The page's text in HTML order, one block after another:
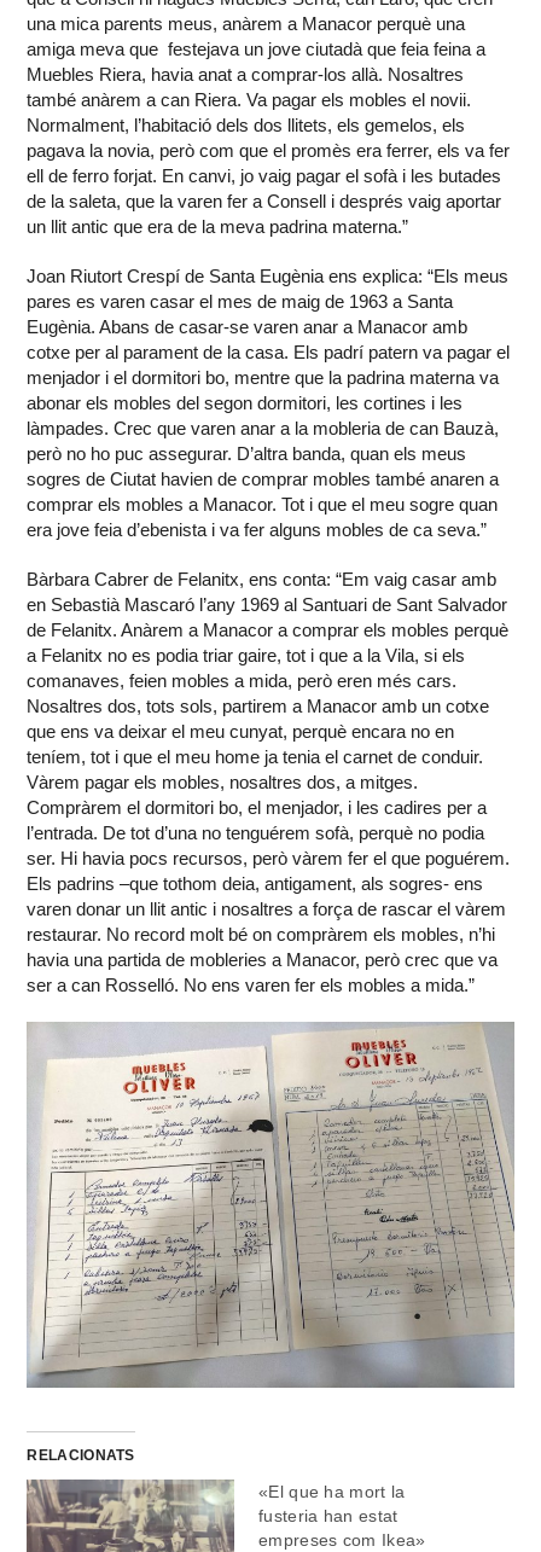
una mica parents meus, anàrem a Manacor perquè una
amiga meva que festejava un jove ciutadà que feia feina a
Muebles Riera, havia anat a comprar-los allà. Nosaltres
també anàrem a can Riera. Va pagar els mobles el novii.
Normalment, l’habitació dels dos llitets, els gemelos, els
pagava la novia, però com que el promès era ferrer, els va fer
ell de ferro forjat. En canvi, jo vaig pagar el sofà i les butades
de la saleta, que la varen fer a Consell i després vaig aportar
un llit antic que era de la meva padrina materna.”
Joan Riutort Crespí de Santa Eugènia ens explica: “Els meus
pares es varen casar el mes de maig de 1963 a Santa
Eugènia. Abans de casar-se varen anar a Manacor amb
cotxe per al parament de la casa. Els padrí patern va pagar el
menjador i el dormitori bo, mentre que la padrina materna va
abonar els mobles del segon dormitori, les cortines i les
làmpades. Crec que varen anar a la mobleria de can Bauzà,
però no ho puc assegurar. D’altra banda, quan els meus
sogres de Ciutat havien de comprar mobles també anaren a
comprar els mobles a Manacor. Tot i que el meu sogre quan
era jove feia d’ebenista i va fer alguns mobles de ca seva.”
Bàrbara Cabrer de Felanitx, ens conta: “Em vaig casar amb
en Sebastià Mascaró l’any 1969 al Santuari de Sant Salvador
de Felanitx. Anàrem a Manacor a comprar els mobles perquè
a Felanitx no es podia triar gaire, tot i que a la Vila, si els
comanaves, feien mobles a mida, però eren més cars.
Nosaltres dos, tots sols, partirem a Manacor amb un cotxe
que ens va deixar el meu cunyat, perquè encara no en
teníem, tot i que el meu home ja tenia el carnet de conduir.
Vàrem pagar els mobles, nosaltres dos, a mitges.
Compràrem el dormitori bo, el menjador, i les cadires per a
l’entrada. De tot d’una no tenguérem sofà, perquè no podia
ser. Hi havia pocs recursos, però vàrem fer el que poguérem.
Els padrins –que tothom deia, antigament, als sogres- ens
varen donar un llit antic i nosaltres a força de rascar el vàrem
restaurar. No record molt bé on compràrem els mobles, n’hi
havia una partida de mobleries a Manacor, però crec que va
ser a can Rosselló. No ens varen fer els mobles a mida.”
RELACIONATS
«El que ha mort la
fusteria han estat
empreses com Ikea»